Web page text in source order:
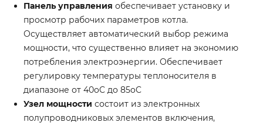
Панель управления обеспечивает установку и
просмотр рабочих параметров котла.
Осуществляет автоматический выбор режима
мощности, что существенно влияет на экономию
потребления электроэнергии. Обеспечивает
регулировку температуры теплоносителя в
диапазоне от 40oC до 85oC
Узел мощности состоит из электронных
полупроводниковых элементов включения,